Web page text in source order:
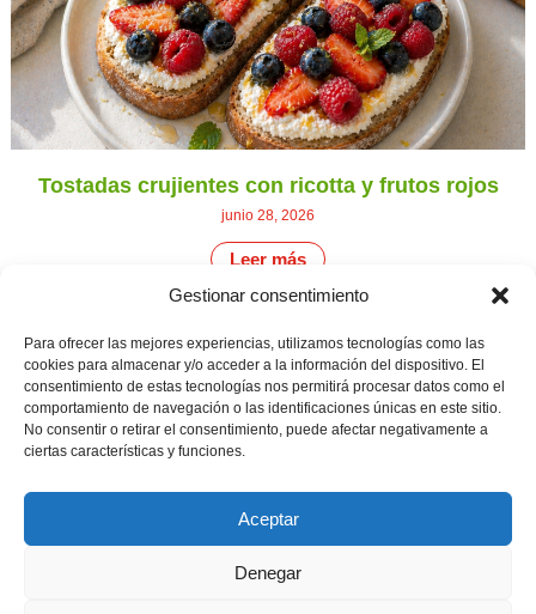
Gestionar consentimiento
Para ofrecer las mejores experiencias, utilizamos tecnologías como las
cookies para almacenar y/o acceder a la información del dispositivo. El
consentimiento de estas tecnologías nos permitirá procesar datos como el
comportamiento de navegación o las identificaciones únicas en este sitio.
No consentir o retirar el consentimiento, puede afectar negativamente a
ciertas características y funciones.
Aceptar
Denegar
Tostadas crujientes con ricotta y frutos rojos
junio 28, 2026
Leer más
Productores
de
fresas,
frambuesas,
arándanos
y
desde
y
Camino de
Montemayor s/n
21800 Moguer.
Huelva ESPAÑA.
info@cunadeplatero.com
25
MATERIALES
CORPORATIVOS
Logotipo -
Aviso legal
Política de
privacidad
Canal de denuncias